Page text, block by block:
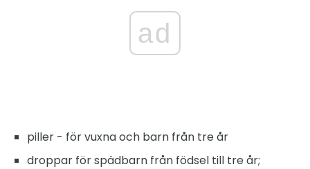
ad
piller - för vuxna och barn från tre år
droppar för spädbarn från födsel till tre år;